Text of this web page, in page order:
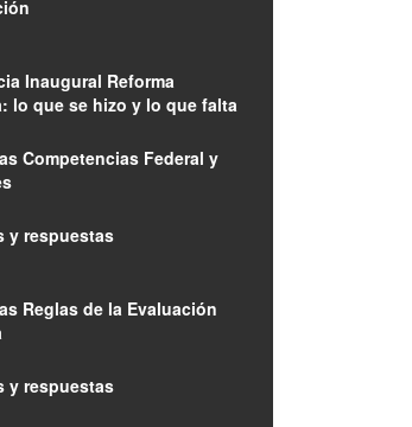
Inaugural Reforma
lo que se hizo y lo que falta
Competencias Federal y
y respuestas
Reglas de la Evaluación
y respuestas